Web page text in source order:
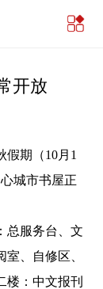
开放
期（10月1
城市书屋正
服务台、文
、自修区、
楼：中文报刊